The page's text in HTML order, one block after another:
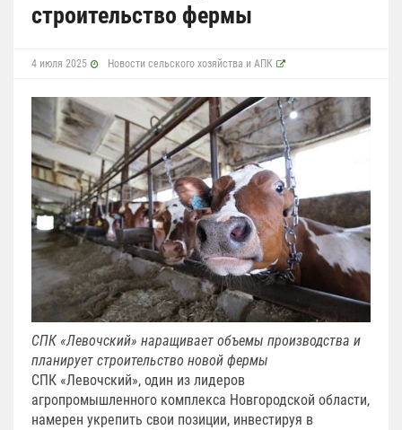
строительство фермы
4 июля 2025 Новости сельского хозяйства и АПК
СПК «Левочский» наращивает объемы производства и
планирует строительство новой фермы
СПК «Левочский», один из лидеров
агропромышленного комплекса Новгородской области,
намерен укрепить свои позиции, инвестируя в